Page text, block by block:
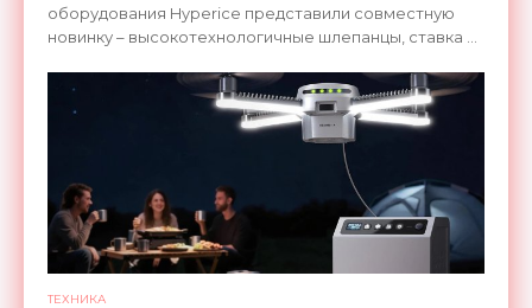
оборудования Hyperice представили совместную
новинку – высокотехнологичные шлепанцы, ставка в
ТЕХНИКА